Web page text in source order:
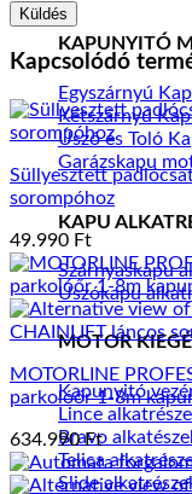
KAPUNYITÓ
Egyszárnyú
Kétszárnyú
Úszó és Toló
Garázskapu
KAPU
Szárnyaskapu
Úszókapu
MOTOR
Kapunyitó
Lince
Bravo
Telica
Slide
Kapcsolódó
Süllyesztett
sorompóhoz
49.990 Ft
MOTORLINE
parkolóőr 1-8m
634.990Ft